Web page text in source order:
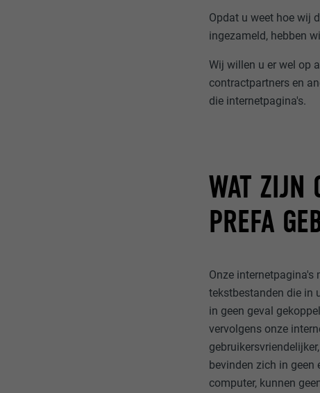
Opdat u weet hoe wij
ingezameld, hebben
Wij willen u er wel op
contractpartners en
die internetpagina's.
WAT ZIJN
PREFA
Onze internetpagina's
tekstbestanden die in
in geen geval
vervolgens onze
bevinden zich in geen
computer, kunnen